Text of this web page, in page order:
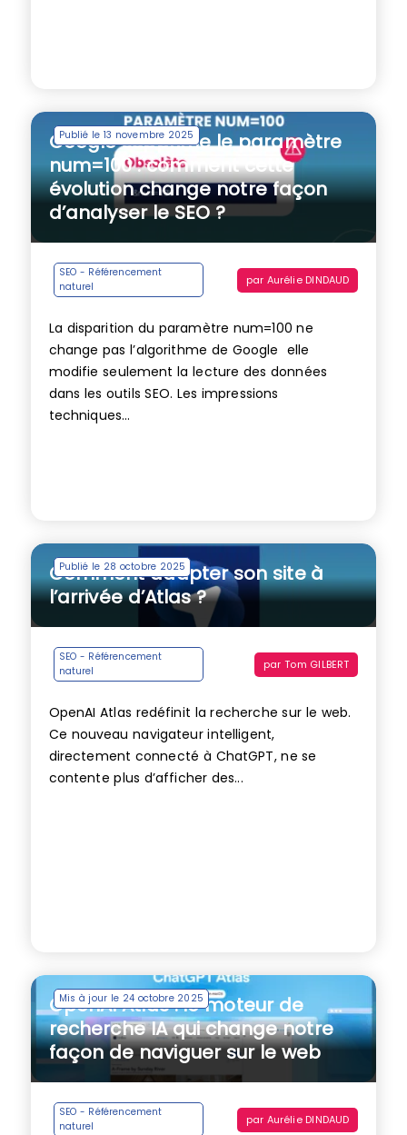
Publié le 13 novembre 2025
Google supprime le paramètre
num=100 : comment cette
évolution change notre façon
d’analyser le SEO ?
SEO - Référencement
naturel
par Aurélie DINDAUD
La disparition du paramètre num=100 ne
change pas l’algorithme de Google elle
modifie seulement la lecture des données
dans les outils SEO. Les impressions
techniques...
Publié le 28 octobre 2025
Comment adapter son site à
l’arrivée d’Atlas ?
SEO - Référencement
naturel
parTom GILBERT
OpenAI Atlas redéfinit la recherche sur le web.
Ce nouveau navigateur intelligent,
directement connecté à ChatGPT, ne se
contente plus d’afficher des...
Mis à jour le 24 octobre 2025
OpenAI Atlas : le moteur de
recherche IA qui change notre
façon de naviguer sur le web
SEO - Référencement
naturel
par Aurélie DINDAUD